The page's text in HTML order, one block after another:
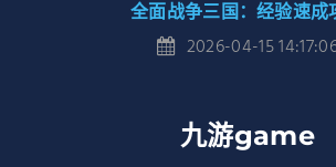
全面战争三国：经验速成
2026-04-15
九游game